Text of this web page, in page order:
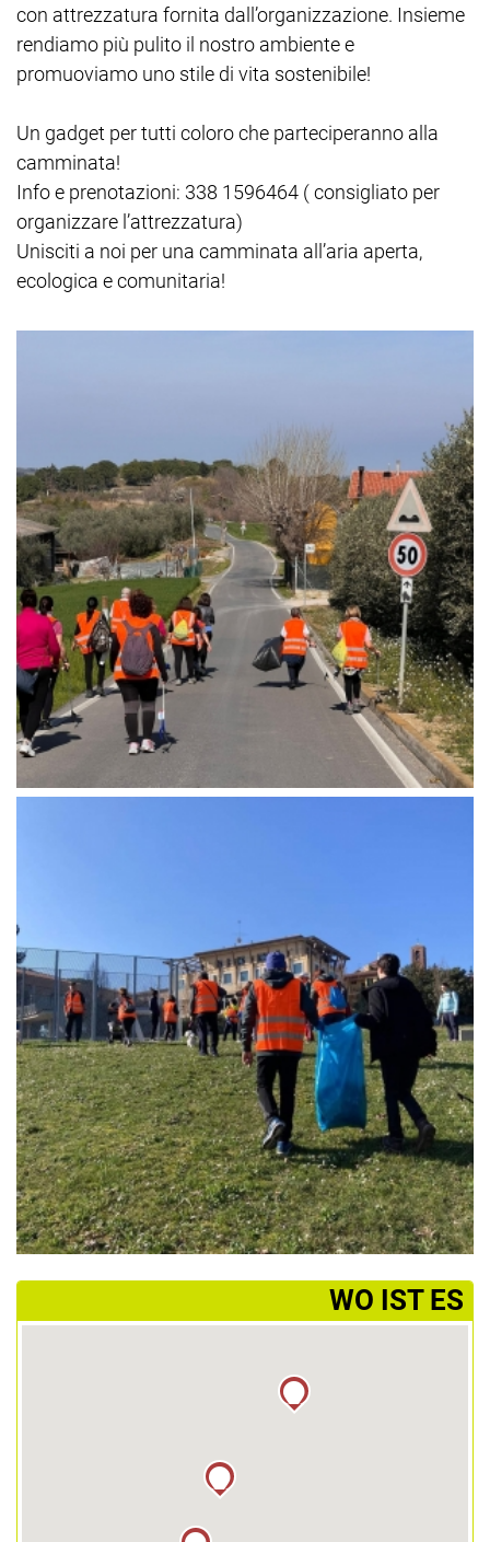
con attrezzatura fornita dall’organizzazione. Insieme
rendiamo più pulito il nostro ambiente e
promuoviamo uno stile di vita sostenibile!
Un gadget per tutti coloro che parteciperanno alla
camminata!
Info e prenotazioni: 338 1596464 ( consigliato per
organizzare l’attrezzatura)
Unisciti a noi per una camminata all’aria aperta,
ecologica e comunitaria!
­WO IST ES